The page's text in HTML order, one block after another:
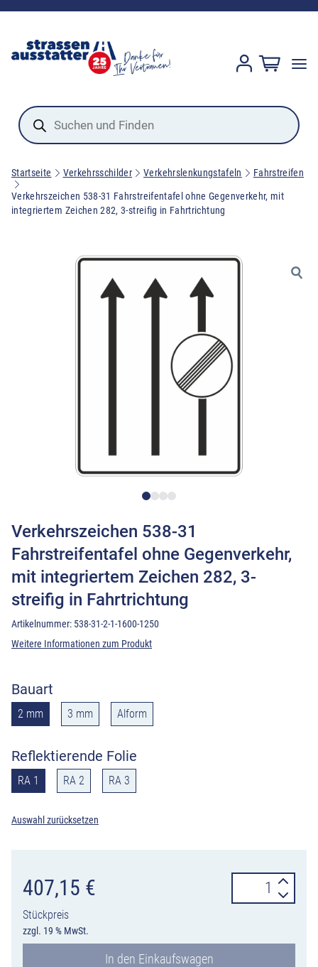
Products
search
Startseite Verkehrsschilder Verkehrslenkungstafeln Fahrstreifen
Verkehrszeichen 538-31 Fahrstreifentafel ohne Gegenverkehr, mit
integriertem Zeichen 282, 3-streifig in Fahrtrichtung
Verkehrszeichen 538-31
Fahrstreifentafel ohne Gegenverkehr,
mit integriertem Zeichen 282, 3-
streifig in Fahrtrichtung
Artikelnummer: 538-31-2-1-1600-1250
Weitere Informationen zum Produkt
Bauart
2 mm 3 mm Alform
Reflektierende Folie
RA 1 RA 2 RA 3
Auswahl zurücksetzen
407,15 €
Stückpreis
zzgl. 19 % MwSt.
538-
In den Einkaufswagen